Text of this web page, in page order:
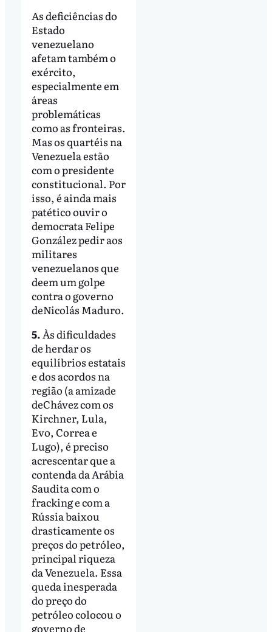
As deficiências do
Estado
venezuelano
afetam também o
exército,
especialmente em
áreas
problemáticas
como as fronteiras.
Mas os quartéis na
Venezuela estão
com o presidente
constitucional. Por
isso, é ainda mais
patético ouvir o
democrata Felipe
González pedir aos
militares
venezuelanos que
deem um golpe
contra o governo
deNicolás Maduro.
5. Às dificuldades
de herdar os
equilíbrios estatais
e dos acordos na
região (a amizade
deChávez com os
Kirchner, Lula,
Evo, Correa e
Lugo), é preciso
acrescentar que a
contenda da Arábia
Saudita com o
fracking e com a
Rússia baixou
drasticamente os
preços do petróleo,
principal riqueza
da Venezuela. Essa
queda inesperada
do preço do
petróleo colocou o
governo de